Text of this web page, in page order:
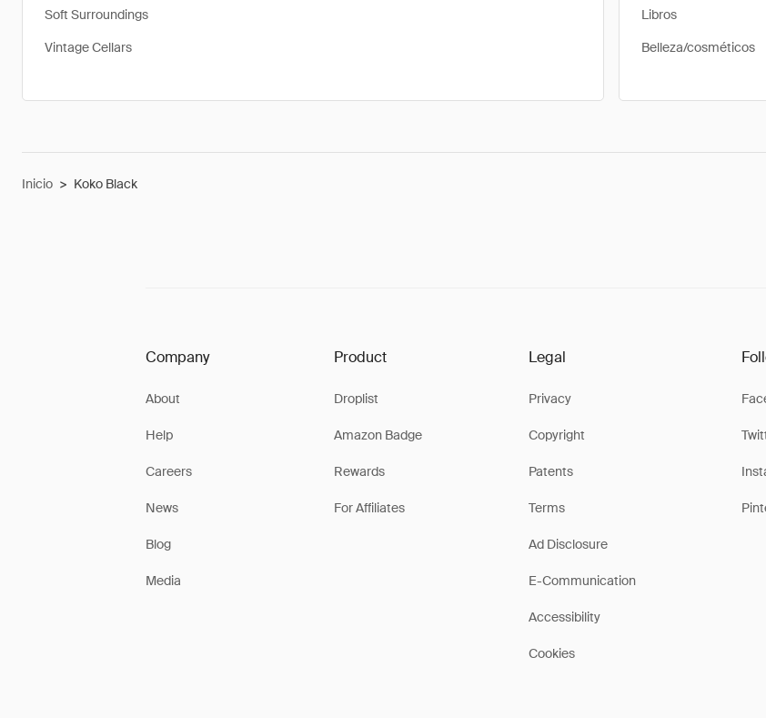
Soft Surroundings
Vintage Cellars
Libros
Belleza/cosméticos
Inicio > Koko Black
Company
About
Help
Careers
News
Blog
Media
Product
Droplist
Amazon Badge
Rewards
For Affiliates
Legal
Privacy
Copyright
Patents
Terms
Ad Disclosure
E-Communication
Accessibility
Cookies